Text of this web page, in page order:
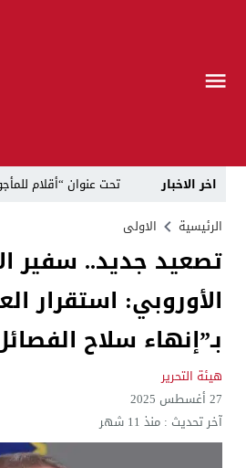
اخر الاخبار
تحت عنوان “أقلام
العراق: لا تهديد على
بينهم ضابطان..
نفوق جماعي”.. تحذير
الإطاحة بمتهم وفق المادة 4 إرهاب بعد استدراجه من
الرئيسية الاولى
تصعيد جديد.. سفير
الأوروبي: استقرار
بـ”إنهاء سلاح
هيئة التحرير
27 أغسطس 2025
آخر تحديث :منذ 11 شهر